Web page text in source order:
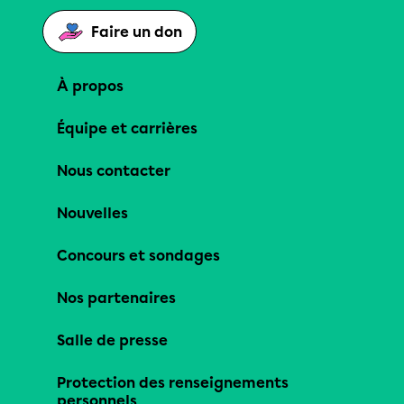
Faire un don
À propos
Équipe et carrières
Nous contacter
Nouvelles
Concours et sondages
Nos partenaires
Salle de presse
Protection des renseignements